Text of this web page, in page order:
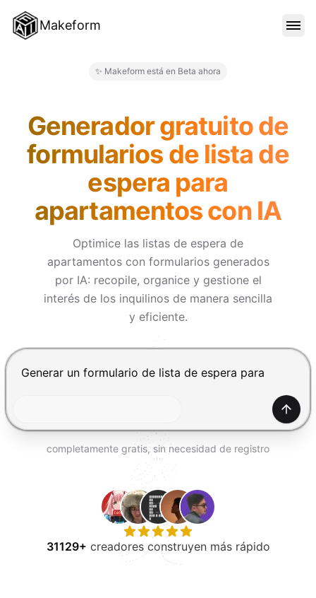
Makeform
BLOG
PRECIOS
INICIAR SESIÓN
✨ Makeform está en Beta ahora
Generador gratuito de
formularios de lista de
espera para
apartamentos con IA
Optimice las listas de espera de
apartamentos con formularios generados
por IA: recopile, organice y gestione el
interés de los inquilinos de manera sencilla
y eficiente.
Presiona Enter para enviar, Shift+Enter para añadir
completamente gratis, sin necesidad de registro
31129+ creadores construyen más rápido